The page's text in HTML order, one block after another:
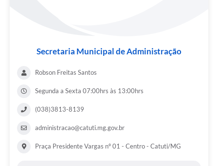
Secretaria Municipal de Administração
Robson Freitas Santos
Segunda a Sexta 07:00hrs às 13:00hrs
(038)3813-8139
administracao@catuti.mg.gov.br
Praça Presidente Vargas nº 01 - Centro - Catuti/MG